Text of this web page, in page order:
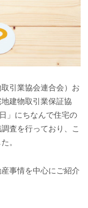
引業協会連合会）お
建物取引業保証協
」にちなんで住宅の
査を行っており、こ
。
事情を中心にご紹介